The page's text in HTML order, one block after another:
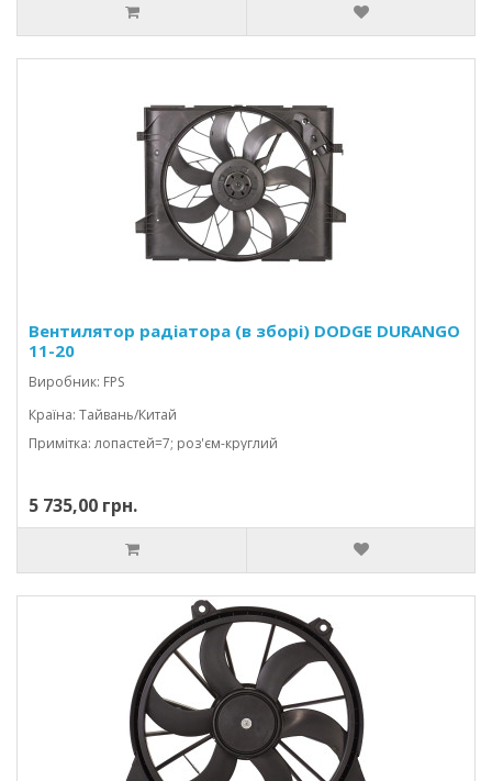
Вентилятор радіатора (в зборі) DODGE DURANGO
11-20
Виробник: FPS
Країна: Тайвань/Китай
Примітка: лопастей=7; роз'єм-круглий
5 735,00 грн.